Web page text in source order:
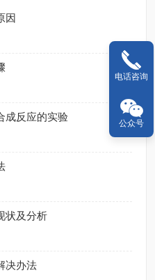
因
成反应的实验
状及分析
决办法
电话咨询
公众号